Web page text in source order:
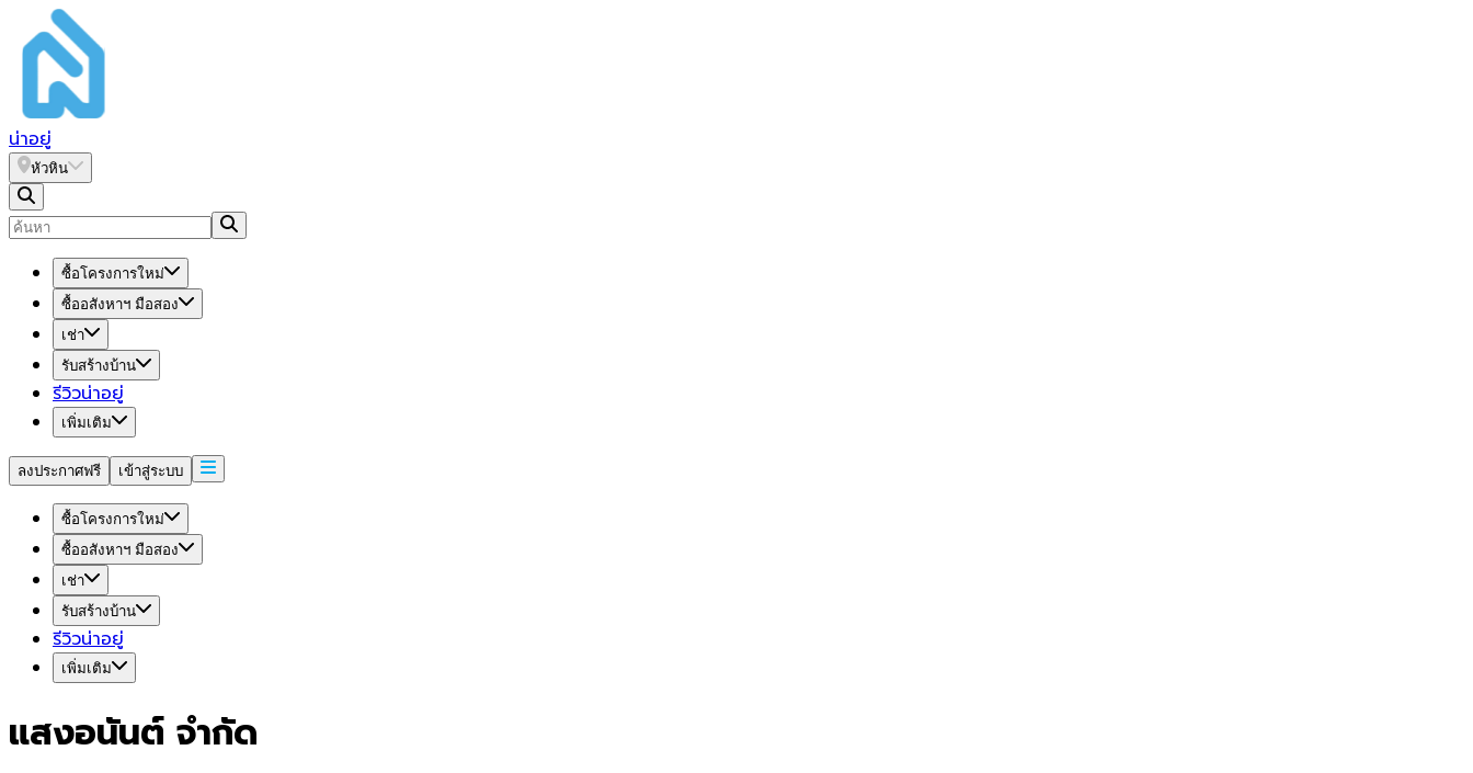
น่าอยู่
หัวหิน
ซื้อโครงการใหม่
ซื้ออสังหาฯ มือสอง
เช่า
รับสร้างบ้าน
รีวิวน่าอยู่
เพิ่มเติม
ลงประกาศฟรี เข้าสู่ระบบ
ซื้อโครงการใหม่
ซื้ออสังหาฯ มือสอง
เช่า
รับสร้างบ้าน
รีวิวน่าอยู่
เพิ่มเติม
แสงอนันต์ จำกัด